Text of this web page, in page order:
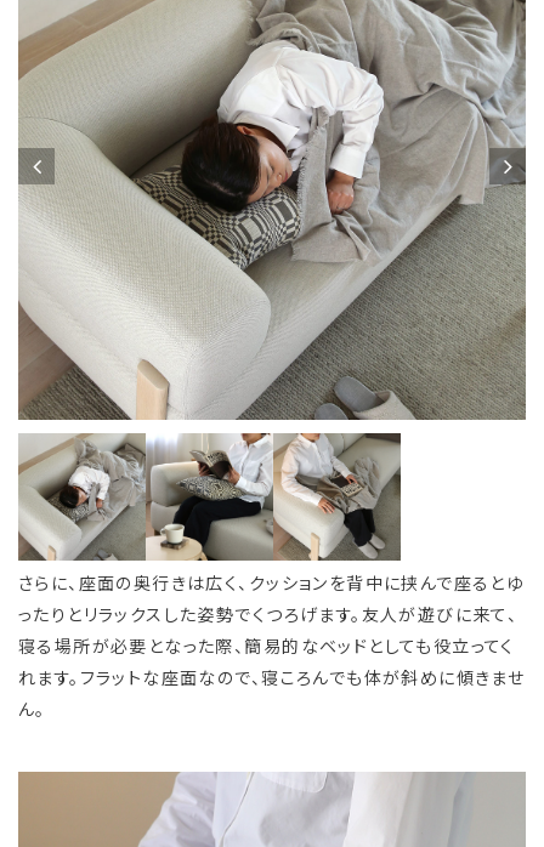
さらに、座面の奥行きは広く、クッションを背中に挟んで座るとゆ
ったりとリラックスした姿勢でくつろげます。友人が遊びに来て、
寝る場所が必要となった際、簡易的なベッドとしても役立ってく
れます。フラットな座面なので、寝ころんでも体が斜めに傾きませ
ん。